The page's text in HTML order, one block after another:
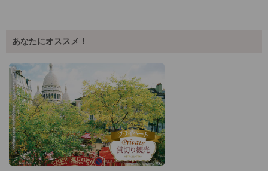
あなたにオススメ！